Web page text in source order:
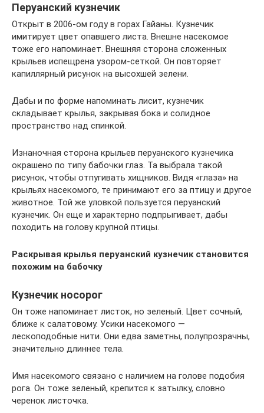
Перуанский кузнечик
Открыт в 2006-ом году в горах Гайаны. Кузнечик
имитирует цвет опавшего листа. Внешне насекомое
тоже его напоминает. Внешняя сторона сложенных
крыльев испещрена узором-сеткой. Он повторяет
капиллярный рисунок на высохшей зелени.
Дабы и по форме напоминать лисит, кузнечик
складывает крылья, закрывая бока и солидное
пространство над спинкой.
Изнаночная сторона крыльев перуанского кузнечика
окрашено по типу бабочки глаз. Та выбрала такой
рисунок, чтобы отпугивать хищников. Видя «глаза» на
крыльях насекомого, те принимают его за птицу и другое
животное. Той же уловкой пользуется перуанский
кузнечик. Он еще и характерно подпрыгивает, дабы
походить на голову крупной птицы.
Раскрывая крылья перуанский кузнечик становится
похожим на бабочку
Кузнечик носорог
Он тоже напоминает листок, но зеленый. Цвет сочный,
ближе к салатовому. Усики насекомого —
лескоподобные нити. Они едва заметны, полупрозрачны,
значительно длиннее тела.
Имя насекомого связано с наличием на голове подобия
рога. Он тоже зеленый, крепится к затылку, словно
черенок листочка.